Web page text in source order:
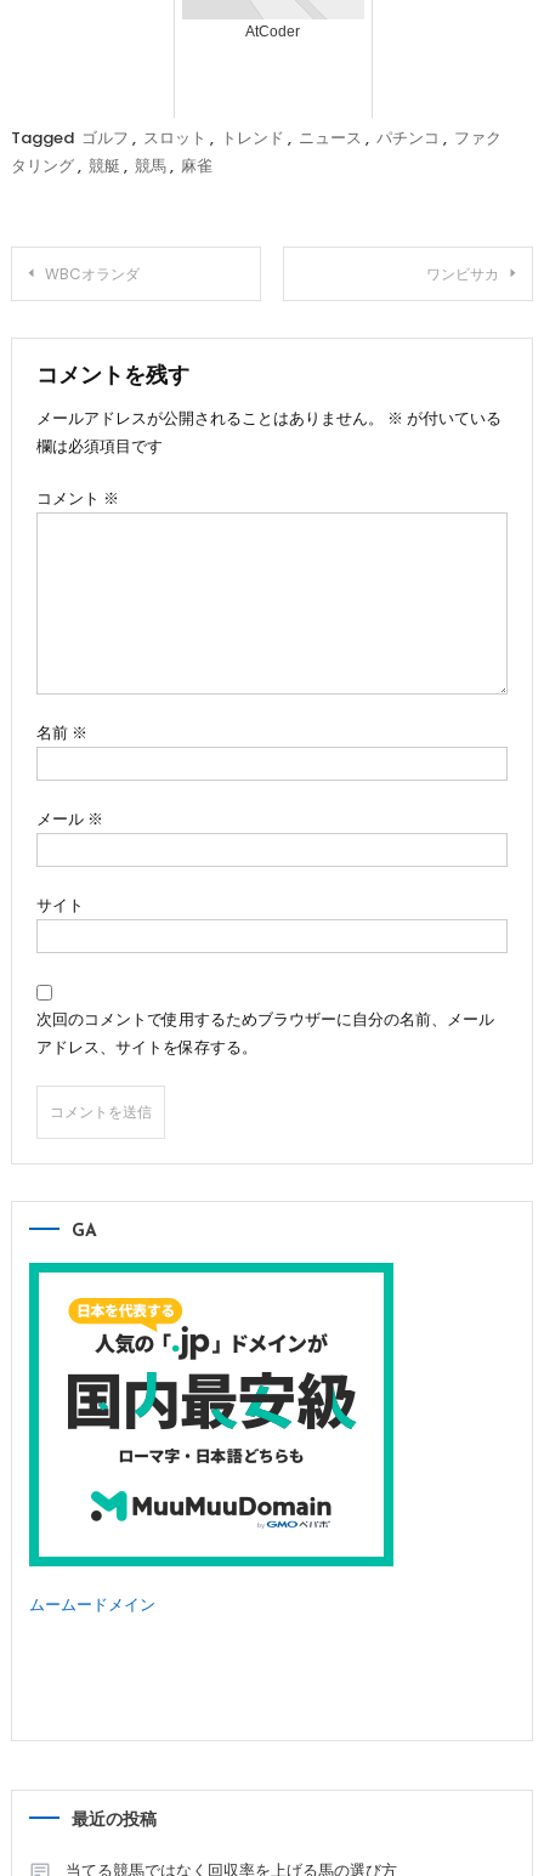
AtCoder
Tagged ゴルフ , スロット , トレンド , ニュース , パチンコ , ファク
タリング, 競艇 , 競馬, 麻雀
投
稿
ナ
ビ
ゲ
WBCオランダ ワンビサカ
コメントを残す
メールアドレスが公開されることはありません。
※ が付いている
欄は必須項目です
コメント ※
名前 ※
メール ※
サイト
次回のコメントで使用するためブラウザーに自分の名前、メール
アドレス、サイトを保存する。
GA
ムームードメイン
最近の投稿
当てる競馬ではなく回収率を上げる馬の選び方